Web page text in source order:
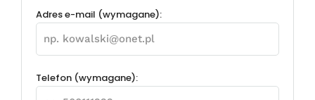
Adres e-mail (wymagane):
Telefon (wymagane):